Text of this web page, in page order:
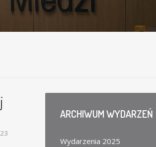
ARCHIWUMWYDARZEŃ
Wydarzenia 2025